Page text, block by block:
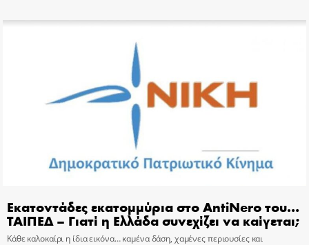
Εκατοντάδες εκατομμύρια στο AntiNero του…
ΤΑΙΠΕΔ – Γιατί η Ελλάδα συνεχίζει να καίγεται;
Κάθε καλοκαίρι η ίδια εικόνα… καμένα δάση, χαμένες περιουσίες και